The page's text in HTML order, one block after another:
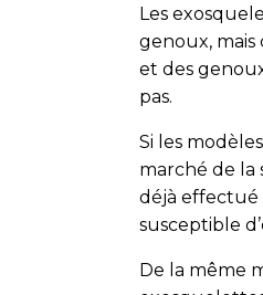
Les
genoux,
et des
pas.
Si les
marché de la
déjà effectué
susceptible
De la même